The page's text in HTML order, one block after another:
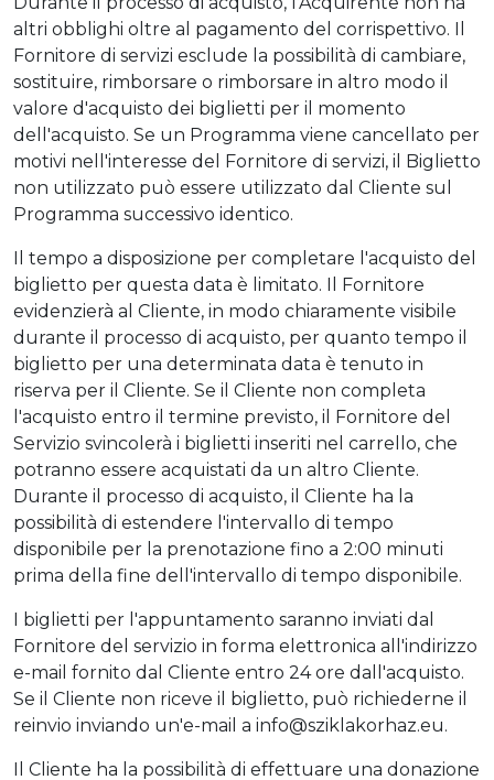
altri obblighi oltre al pagamento del corrispettivo. Il
Fornitore di servizi esclude la possibilità di cambiare,
sostituire, rimborsare o rimborsare in altro modo il
valore d'acquisto dei biglietti per il momento
dell'acquisto. Se un Programma viene cancellato per
motivi nell'interesse del Fornitore di servizi, il Biglietto
non utilizzato può essere utilizzato dal Cliente sul
Programma successivo identico.
Il tempo a disposizione per completare l'acquisto del
biglietto per questa data è limitato. Il Fornitore
evidenzierà al Cliente, in modo chiaramente visibile
durante il processo di acquisto, per quanto tempo il
biglietto per una determinata data è tenuto in
riserva per il Cliente. Se il Cliente non completa
l'acquisto entro il termine previsto, il Fornitore del
Servizio svincolerà i biglietti inseriti nel carrello, che
potranno essere acquistati da un altro Cliente.
Durante il processo di acquisto, il Cliente ha la
possibilità di estendere l'intervallo di tempo
disponibile per la prenotazione fino a 2:00 minuti
prima della fine dell'intervallo di tempo disponibile.
I biglietti per l'appuntamento saranno inviati dal
Fornitore del servizio in forma elettronica all'indirizzo
e-mail fornito dal Cliente entro 24 ore dall'acquisto.
Se il Cliente non riceve il biglietto, può richiederne il
reinvio inviando un'e-mail a info@sziklakorhaz.eu.
Il Cliente ha la possibilità di effettuare una donazione